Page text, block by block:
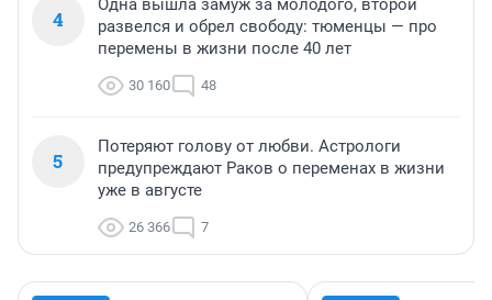
4
Одна вышла замуж за молодого, второй
развелся и обрел свободу: тюменцы — про
перемены в жизни после 40 лет
30 160 48
5
Потеряют голову от любви. Астрологи
предупреждают Раков о переменах в жизни
уже в августе
26 366 7